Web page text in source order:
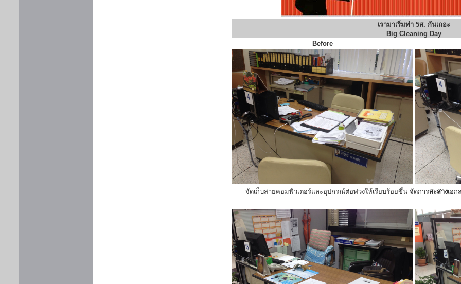
เรามาเริ่มทำ 5ส. กันเถอะ
Big Cleaning Day
Before
จัดเก็บสายคอมพิวเตอร์และอุปกรณ์ต่อพ่วงให้เรียบร้อยขึ้น จัดการสะสางเอก